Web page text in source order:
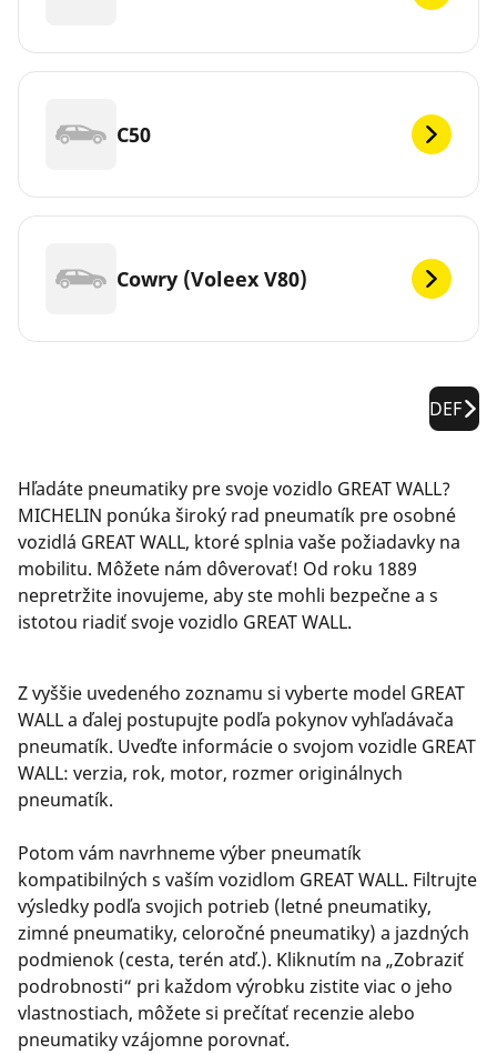
C50
Cowry (Voleex V80)
DEF
Hľadáte pneumatiky pre svoje vozidlo GREAT WALL?
MICHELIN ponúka široký rad pneumatík pre osobné
vozidlá GREAT WALL, ktoré splnia vaše požiadavky na
mobilitu. Môžete nám dôverovať! Od roku 1889
nepretržite inovujeme, aby ste mohli bezpečne a s
istotou riadiť svoje vozidlo GREAT WALL.
Z vyššie uvedeného zoznamu si vyberte model GREAT
WALL a ďalej postupujte podľa pokynov vyhľadávača
pneumatík. Uveďte informácie o svojom vozidle GREAT
WALL: verzia, rok, motor, rozmer originálnych
pneumatík.
Potom vám navrhneme výber pneumatík
kompatibilných s vaším vozidlom GREAT WALL. Filtrujte
výsledky podľa svojich potrieb (letné pneumatiky,
zimné pneumatiky, celoročné pneumatiky) a jazdných
podmienok (cesta, terén atď.). Kliknutím na „Zobraziť
podrobnosti“ pri každom výrobku zistite viac o jeho
vlastnostiach, môžete si prečítať recenzie alebo
pneumatiky vzájomne porovnať.